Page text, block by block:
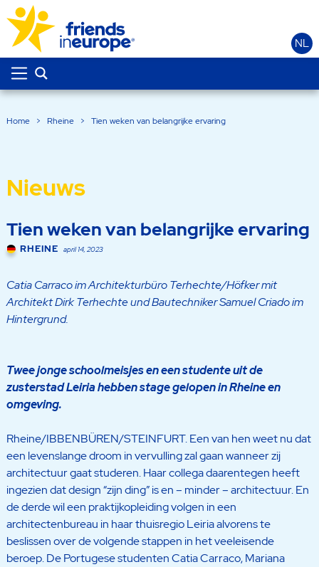
NL
Home > Rheine > Tien weken van belangrijke ervaring
Nieuws
Tien weken van belangrijke ervaring
RHEINE april 14, 2023
Catia Carraco im Architekturbüro Terhechte/Höfker mit
Architekt Dirk Terhechte und Bautechniker Samuel Criado im
Hintergrund.
Twee jonge schoolmeisjes en een studente uit de
zusterstad Leiria hebben stage gelopen in Rheine en
omgeving.
Rheine/IBBENBÜREN/STEINFURT. Een van hen weet nu dat
een levenslange droom in vervulling zal gaan wanneer zij
architectuur gaat studeren. Haar collega daarentegen heeft
ingezien dat design “zijn ding” is en – minder – architectuur. En
de derde wil een praktijkopleiding volgen in een
architectenbureau in haar thuisregio Leiria alvorens te
beslissen over de volgende stappen in het veeleisende
beroep. De Portugese studenten Catia Carraco, Mariana